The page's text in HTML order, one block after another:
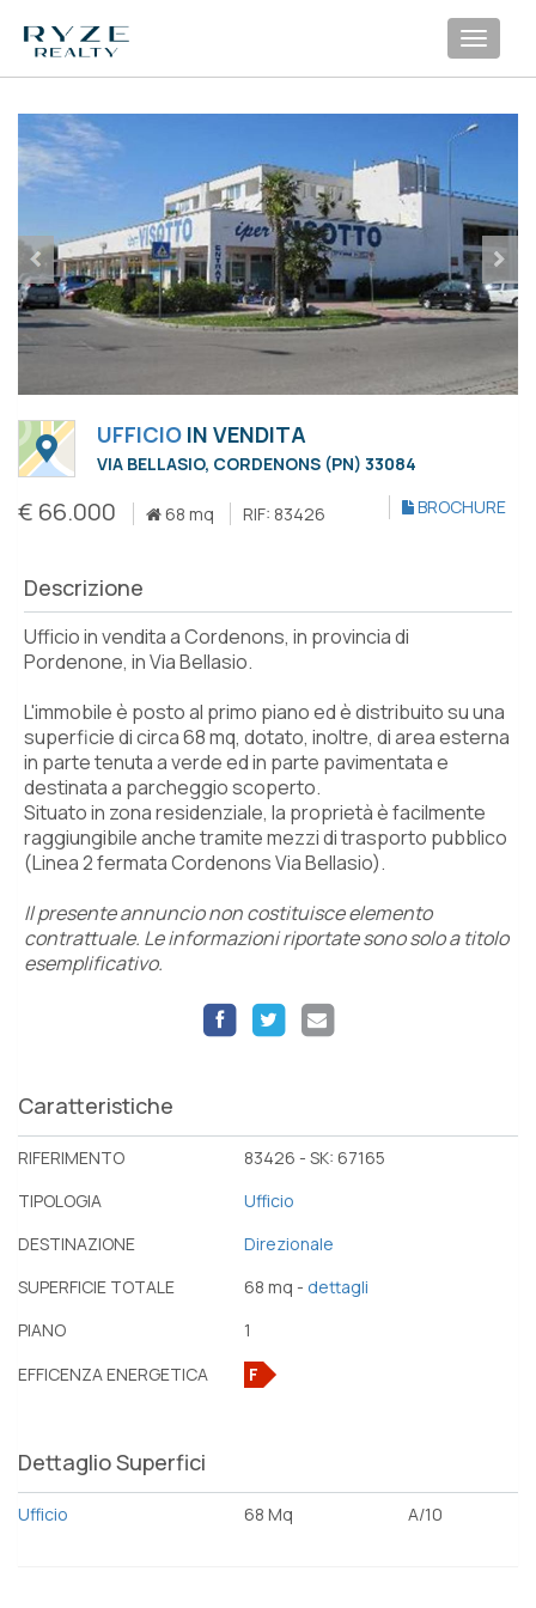
UFFICIO IN VENDITA
VIA BELLASIO, CORDENONS (PN) 33084
€ 66.000 68 mq RIF: 83426 BROCHURE
Descrizione
Ufficio in vendita a Cordenons, in provincia di
Pordenone, in Via Bellasio.
L'immobile è posto al primo piano ed è distribuito su una
superficie di circa 68 mq, dotato, inoltre, di area esterna
in parte tenuta a verde ed in parte pavimentata e
destinata a parcheggio scoperto.
Situato in zona residenziale, la proprietà è facilmente
raggiungibile anche tramite mezzi di trasporto pubblico
(Linea 2 fermata Cordenons Via Bellasio).
Il presente annuncio non costituisce elemento
contrattuale. Le informazioni riportate sono solo a titolo
esemplificativo.
Caratteristiche
RIFERIMENTO
83426 - SK: 67165
TIPOLOGIA
Ufficio
DESTINAZIONE
Direzionale
SUPERFICIE TOTALE
68 mq - dettagli
PIANO
1
EFFICENZA ENERGETICA
F
Dettaglio Superfici
Ufficio 68 Mq A/10